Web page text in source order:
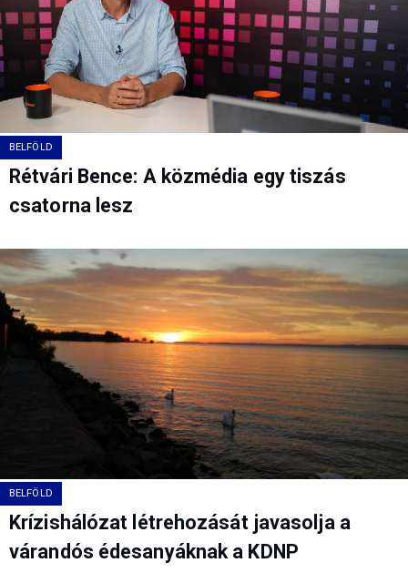
BELFÖLD
Rétvári Bence: A közmédia egy tiszás
csatorna lesz
BELFÖLD
Krízishálózat létrehozását javasolja a
várandós édesanyáknak a KDNP